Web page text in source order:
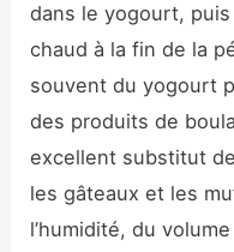
dans le yogourt,
chaud à la fin de la
souvent du yogourt
des produits de
excellent substitut
les gâteaux et les
l’humidité, du